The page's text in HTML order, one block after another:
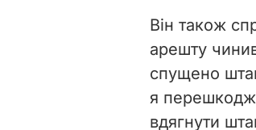
Він також
арешту
спущено
я
вдягнути